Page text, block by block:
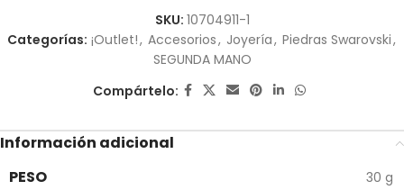
SKU: 10704911-1
Categorías: ¡Outlet!, Accesorios, Joyería, Piedras Swarovski,
SEGUNDA MANO
Compártelo:
Información adicional
PESO
30 g